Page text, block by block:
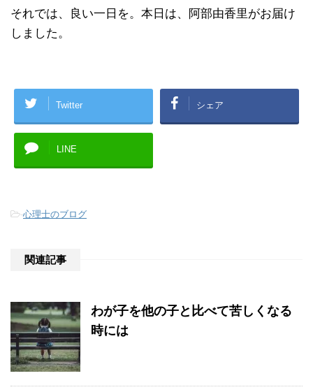
それでは、良い一日を。本日は、阿部由香里がお届け
しました。
Twitter シェア
LINE
-心理士のブログ
関連記事
わが子を他の子と比べて苦しくなる
時には